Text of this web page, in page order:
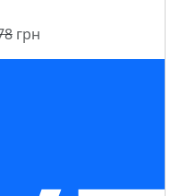
грн